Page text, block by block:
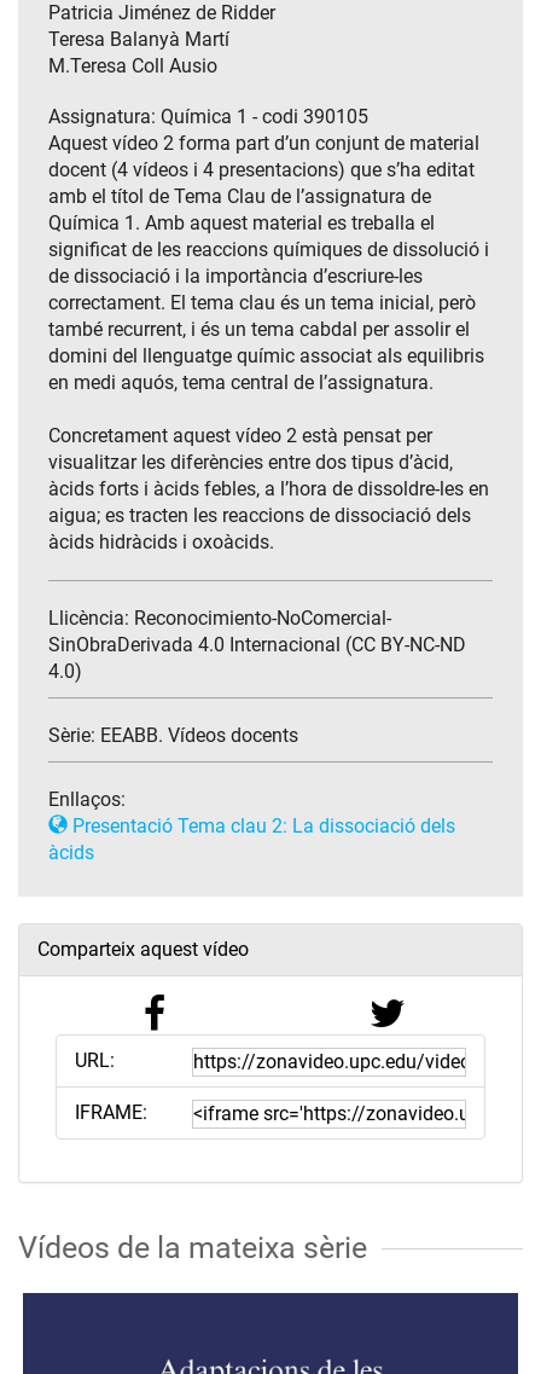
Patricia Jiménez de Ridder
Teresa Balanyà Martí
M.Teresa Coll Ausio
Assignatura: Química 1 - codi 390105
Aquest vídeo 2 forma part d’un conjunt de material
docent (4 vídeos i 4 presentacions) que s’ha editat
amb el títol de Tema Clau de l’assignatura de
Química 1. Amb aquest material es treballa el
significat de les reaccions químiques de dissolució i
de dissociació i la importància d’escriure-les
correctament. El tema clau és un tema inicial, però
també recurrent, i és un tema cabdal per assolir el
domini del llenguatge químic associat als equilibris
en medi aquós, tema central de l’assignatura.
Concretament aquest vídeo 2 està pensat per
visualitzar les diferències entre dos tipus d’àcid,
àcids forts i àcids febles, a l’hora de dissoldre-les en
aigua; es tracten les reaccions de dissociació dels
àcids hidràcids i oxoàcids.
Llicència: Reconocimiento-NoComercial-
SinObraDerivada 4.0 Internacional (CC BY-NC-ND
4.0)
Sèrie: EEABB. Vídeos docents
Enllaços:
Presentació Tema clau 2: La dissociació dels
àcids
Comparteix aquest vídeo
URL:
IFRAME:
Vídeos de la mateixa sèrie